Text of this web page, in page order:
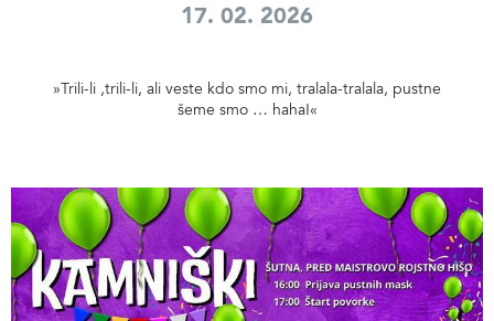
17. 02. 2026
»Trili-li ,trili-li, ali veste kdo smo mi, tralala-tralala, pustne
šeme smo … haha!«